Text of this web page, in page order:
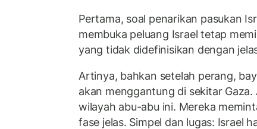
Pertama, soal penarikan pasukan
membuka peluang Israel tetap
yang tidak didefinisikan dengan
Artinya, bahkan setelah perang,
akan menggantung di sekitar
wilayah abu-abu ini. Mereka
fase jelas. Simpel dan lugas: Israel